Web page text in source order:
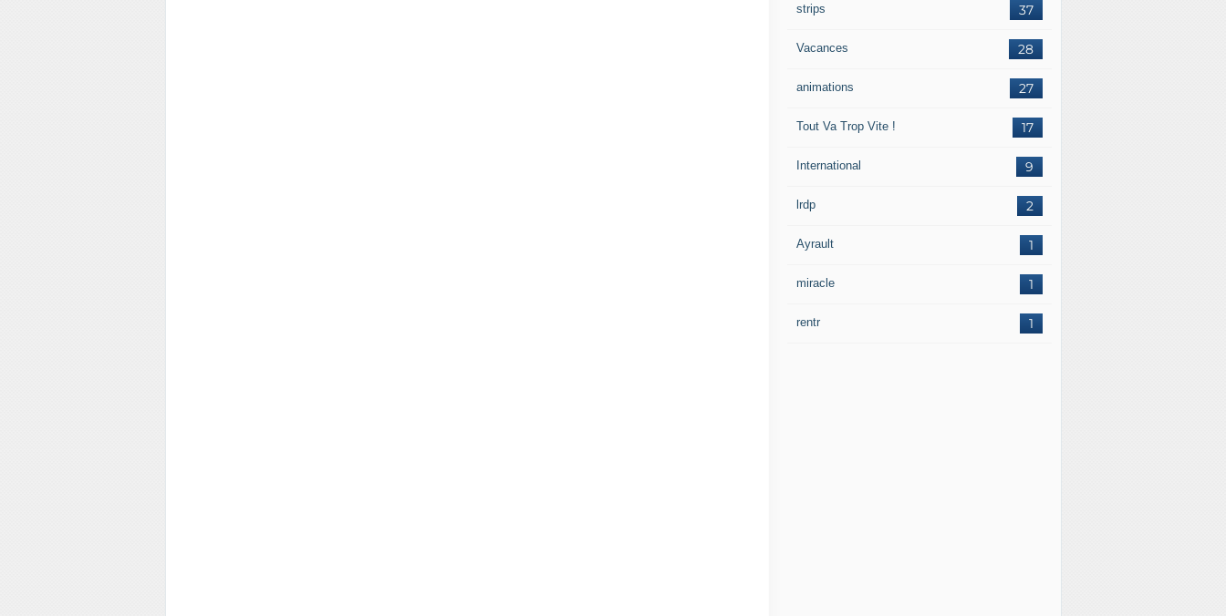
37
strips
28
Vacances
27
animations
17
Tout Va Trop Vite !
9
International
2
lrdp
1
Ayrault
1
miracle
1
rentr